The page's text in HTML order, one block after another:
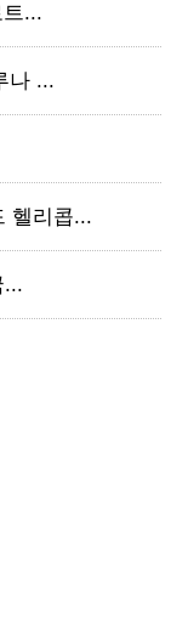
...
나 ...
헬리콥...
...